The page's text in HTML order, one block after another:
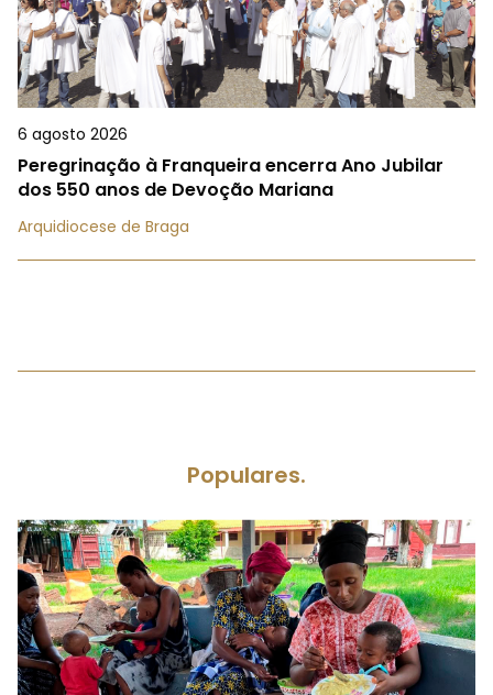
6 agosto 2026
Peregrinação à Franqueira encerra Ano Jubilar
dos 550 anos de Devoção Mariana
Arquidiocese de Braga
Populares.